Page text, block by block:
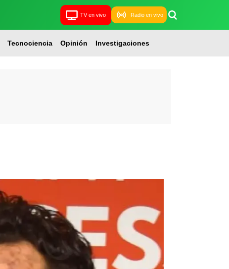
TV en vivo Radio en vivo
Tecnociencia Opinión Investigaciones